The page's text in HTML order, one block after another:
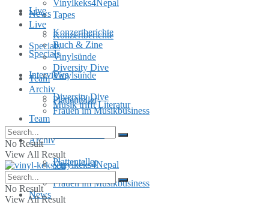
Live
Konzertberichte
Specials
Vinylsünde
Diversity Dive
Team
Archiv
Plattenteller
Frauen im Musikbusiness
Tapes
Buch & Zine
Interviews
Musik trifft Literatur
Vinylkeks4Nepal
News
Vinylkeks4Nepal
News
Live
Konzertberichte
Specials
Vinylsünde
Diversity Dive
Team
Archiv
Plattenteller
Frauen im Musikbusiness
No Result
View All Result
No Result
View All Result